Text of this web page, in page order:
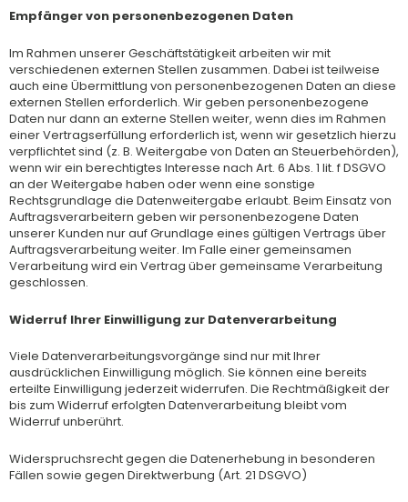
Empfänger von personenbezogenen Daten
Im Rahmen unserer Geschäftstätigkeit arbeiten wir mit
verschiedenen externen Stellen zusammen. Dabei ist teilweise
auch eine Übermittlung von personenbezogenen Daten an diese
externen Stellen erforderlich. Wir geben personenbezogene
Daten nur dann an externe Stellen weiter, wenn dies im Rahmen
einer Vertragserfüllung erforderlich ist, wenn wir gesetzlich hierzu
verpflichtet sind (z. B. Weitergabe von Daten an Steuerbehörden),
wenn wir ein berechtigtes Interesse nach Art. 6 Abs. 1 lit. f DSGVO
an der Weitergabe haben oder wenn eine sonstige
Rechtsgrundlage die Datenweitergabe erlaubt. Beim Einsatz von
Auftragsverarbeitern geben wir personenbezogene Daten
unserer Kunden nur auf Grundlage eines gültigen Vertrags über
Auftragsverarbeitung weiter. Im Falle einer gemeinsamen
Verarbeitung wird ein Vertrag über gemeinsame Verarbeitung
geschlossen.
Widerruf Ihrer Einwilligung zur Datenverarbeitung
Viele Datenverarbeitungsvorgänge sind nur mit Ihrer
ausdrücklichen Einwilligung möglich. Sie können eine bereits
erteilte Einwilligung jederzeit widerrufen. Die Rechtmäßigkeit der
bis zum Widerruf erfolgten Datenverarbeitung bleibt vom
Widerruf unberührt.
Widerspruchsrecht gegen die Datenerhebung in besonderen
Fällen sowie gegen Direktwerbung (Art. 21 DSGVO)